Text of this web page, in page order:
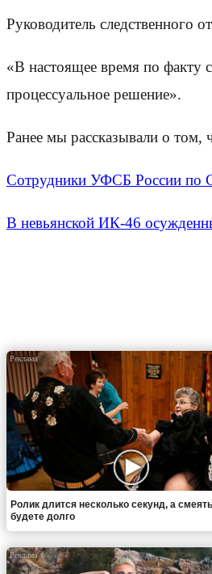
Руководитель следственного
«В настоящее время по факту
процессуальное решение».
Ранее мы рассказывали о том,
Сотрудники УФСБ России по
В невьянской ИК-46
Ролик длится несколько секунд, а
будете долго